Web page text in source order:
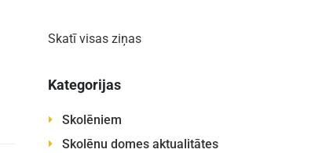
Skatī visas ziņas
Kategorijas
Skolēniem
Skolēnu domes aktualitātes